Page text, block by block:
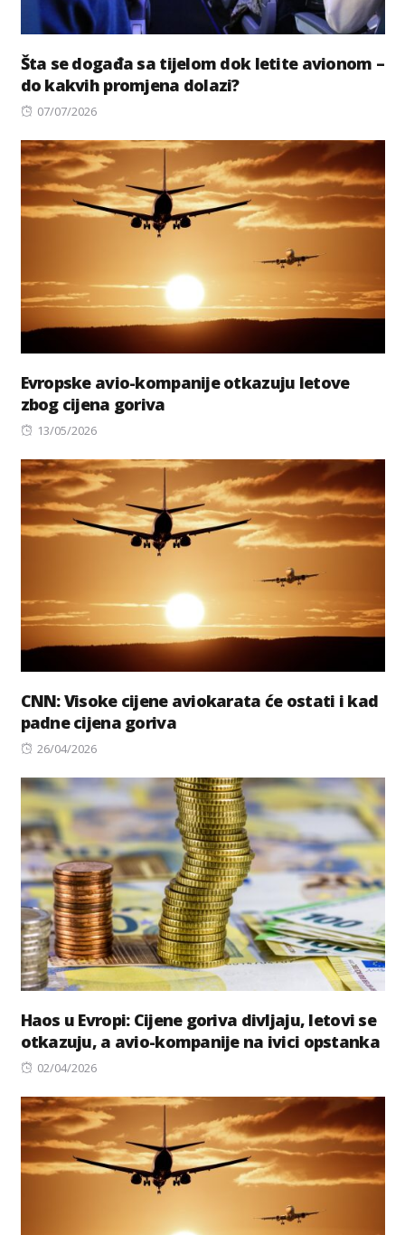
Šta se događa sa tijelom dok letite avionom –
do kakvih promjena dolazi?
Posted
07/07/2026
Evropske avio-kompanije otkazuju letove
zbog cijena goriva
Posted
13/05/2026
CNN: Visoke cijene aviokarata će ostati i kad
padne cijena goriva
Posted
26/04/2026
Haos u Evropi: Cijene goriva divljaju, letovi se
otkazuju, a avio-kompanije na ivici opstanka
Posted
02/04/2026